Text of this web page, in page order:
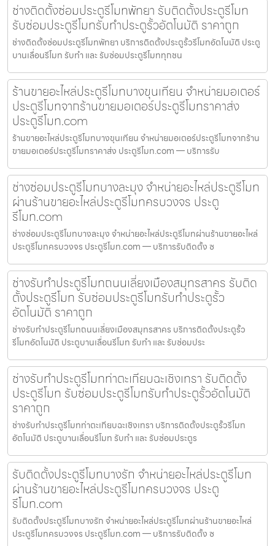
ช่างติดตั้งซ่อมประตูรีโมทพัทยา รับติดตั้งประตูรีโมท
รับซ่อมประตูรีโมทรับทำประตูรั้วอัตโนมัติ ราคาถูก
ช่างติดตั้งซ่อมประตูรีโมทพัทยา บริการติดตั้งประตูรั้วรีโมทอัตโนมัติ ประตู
บานเลื่อนรีโมท รับทำ และ รับซ่อมประตูรีโมททุกชน
ร้านขายอะไหล่ประตูรีโมทบางขุนเทียน จำหน่ายมอเตอร์
ประตูรีโมทจากร้านขายมอเตอร์ประตูรีโมทราคาส่ง
ประตูรีโมท.com
ร้านขายอะไหล่ประตูรีโมทบางขุนเทียน จำหน่ายมอเตอร์ประตูรีโมทจากร้าน
ขายมอเตอร์ประตูรีโมทราคาส่ง ประตูรีโมท.com — บริการรับ
ช่างซ่อมประตูรีโมทบางละมุง จำหน่ายอะไหล่ประตูรีโมท
ผ่านร้านขายอะไหล่ประตูรีโมทครบวงจร ประตู
รีโมท.com
ช่างซ่อมประตูรีโมทบางละมุง จำหน่ายอะไหล่ประตูรีโมทผ่านร้านขายอะไหล่
ประตูรีโมทครบวงจร ประตูรีโมท.com — บริการรับติดตั้ง ซ
ช่างรับทำประตูรีโมทถนนเลี่ยงเมืองสมุทรสาคร รับติด
ตั้งประตูรีโมท รับซ่อมประตูรีโมทรับทำประตูรั้ว
อัตโนมัติ ราคาถูก
ช่างรับทำประตูรีโมทถนนเลี่ยงเมืองสมุทรสาคร บริการติดตั้งประตูรั้ว
รีโมทอัตโนมัติ ประตูบานเลื่อนรีโมท รับทำ และ รับซ่อมประ
ช่างรับทำประตูรีโมทท่าตะเกียบฉะเชิงเทรา รับติดตั้ง
ประตูรีโมท รับซ่อมประตูรีโมทรับทำประตูรั้วอัตโนมัติ
ราคาถูก
ช่างรับทำประตูรีโมทท่าตะเกียบฉะเชิงเทรา บริการติดตั้งประตูรั้วรีโมท
อัตโนมัติ ประตูบานเลื่อนรีโมท รับทำ และ รับซ่อมประตูร
รับติดตั้งประตูรีโมทบางรัก จำหน่ายอะไหล่ประตูรีโมท
ผ่านร้านขายอะไหล่ประตูรีโมทครบวงจร ประตู
รีโมท.com
รับติดตั้งประตูรีโมทบางรัก จำหน่ายอะไหล่ประตูรีโมทผ่านร้านขายอะไหล่
ประตูรีโมทครบวงจร ประตูรีโมท.com — บริการรับติดตั้ง ซ